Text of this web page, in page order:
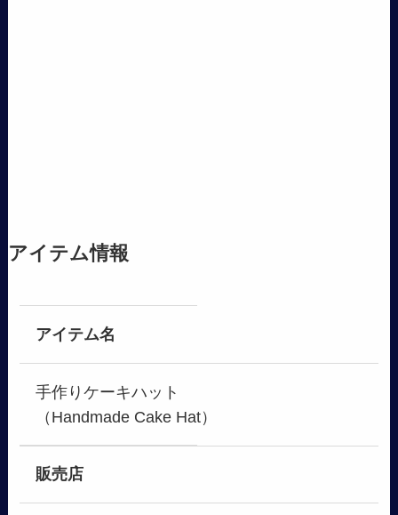
アイテム情報
アイテム名
手作りケーキハット
（Handmade Cake Hat）
販売店